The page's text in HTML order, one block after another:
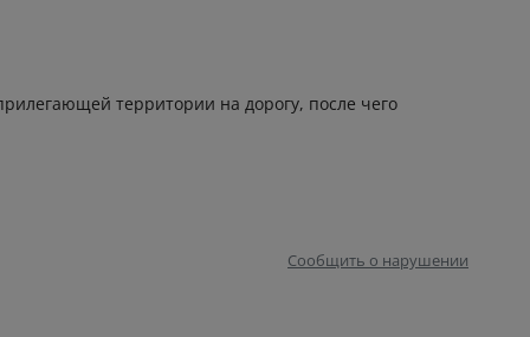
территории на дорогу, после чего
Сообщить о нарушении